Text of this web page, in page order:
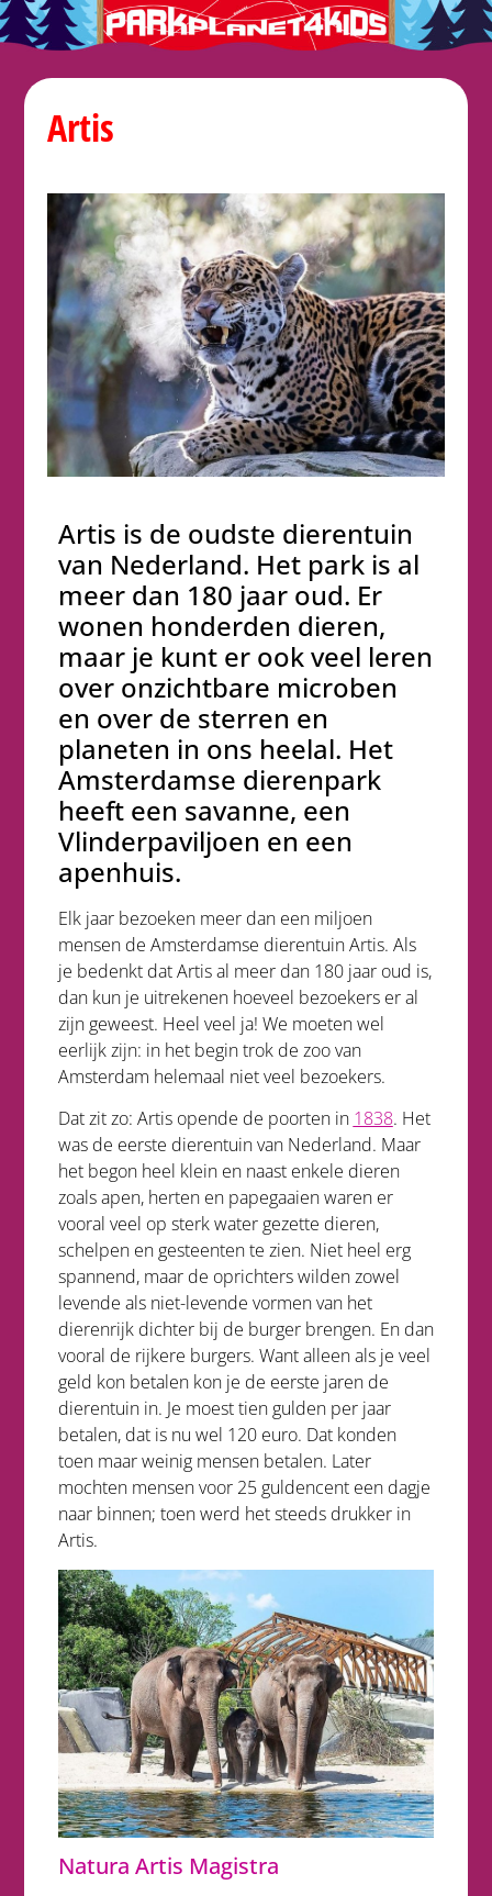
Artis
Artis is de oudste dierentuin
van Nederland. Het park is al
meer dan 180 jaar oud. Er
wonen honderden dieren,
maar je kunt er ook veel leren
over onzichtbare microben
en over de sterren en
planeten in ons heelal. Het
Amsterdamse dierenpark
heeft een savanne, een
Vlinderpaviljoen en een
apenhuis.
Elk jaar bezoeken meer dan een miljoen
mensen de Amsterdamse dierentuin Artis. Als
je bedenkt dat Artis al meer dan 180 jaar oud is,
dan kun je uitrekenen hoeveel bezoekers er al
zijn geweest. Heel veel ja! We moeten wel
eerlijk zijn: in het begin trok de zoo van
Amsterdam helemaal niet veel bezoekers.
Dat zit zo: Artis opende de poorten in 1838. Het
was de eerste dierentuin van Nederland. Maar
het begon heel klein en naast enkele dieren
zoals apen, herten en papegaaien waren er
vooral veel op sterk water gezette dieren,
schelpen en gesteenten te zien. Niet heel erg
spannend, maar de oprichters wilden zowel
levende als niet-levende vormen van het
dierenrijk dichter bij de burger brengen. En dan
vooral de rijkere burgers. Want alleen als je veel
geld kon betalen kon je de eerste jaren de
dierentuin in. Je moest tien gulden per jaar
betalen, dat is nu wel 120 euro. Dat konden
toen maar weinig mensen betalen. Later
mochten mensen voor 25 guldencent een dagje
naar binnen; toen werd het steeds drukker in
Artis.
Natura Artis Magistra